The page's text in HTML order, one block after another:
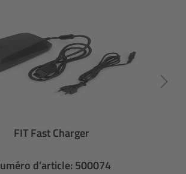
FIT Fast Charger
d’article: 500074